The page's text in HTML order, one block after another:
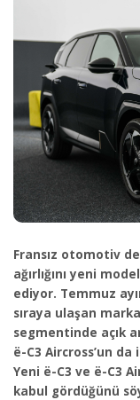
Fransız otomotiv
ağırlığını yeni
ediyor. Temmuz
sıraya ulaşan
segmentinde açık
ë-C3 Aircross’un
Yeni ë-C3 ve ë-C3
kabul gördüğünü